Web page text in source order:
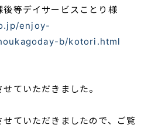
等デイサービスことり様
enjoy-
b/kotori.html
ていただきました。
ていただきましたので、ご覧